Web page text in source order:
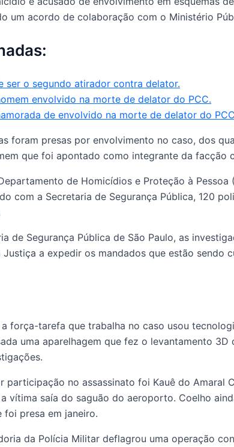
um acordo de colaboração com o Ministério
ser o segundo atirador contra delator.
envolvido na morte de delator do PCC.
de envolvido na morte de delator do
foram presas por envolvimento no caso, dos
que foi apontado como integrante da facção
de Homicídios e Proteção à
com a Secretaria de Segurança Pública, 120
de Segurança Pública de São Paulo, as
a expedir os mandados que estão sendo
força-tarefa que trabalha no caso usou
uma aparelhagem que fez o levantamento
participação no assassinato foi Kauê do
vítima saía do saguão do aeroporto. Coelho
foi presa em janeiro.
da Polícia Militar deflagrou uma operação